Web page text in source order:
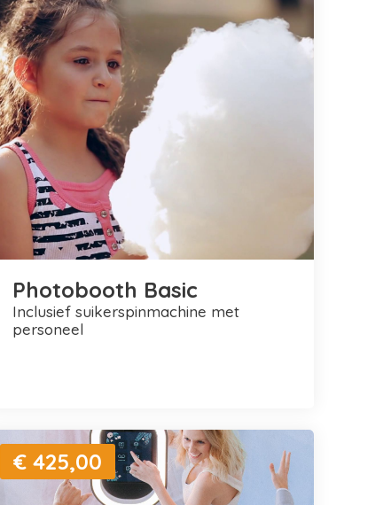
Photobooth Basic
inclusief suikerspinmachine met
personeel
€ 425,00